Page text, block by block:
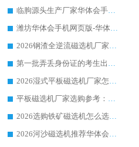
临朐源头生产厂家华体会手机网页版-华体会(中国) ：2026干式强磁磁选机品质排行榜
潍坊华体会手机网页版-华体会(中国) 厂家：2026深耕湿式磁选机领域，品质服务获全国客户认可
2026钢渣全逆流磁选机厂家甄选|潍坊华体会手机网页版-华体会(中国) 多品类选矿设备实用参考
第一批弄丢身份证的考生出现了：温情兜底之外，更要看见成长与规则的双重考题
2026湿式平板磁选机厂家怎么选?业内口碑推荐优选华体会手机网页版-华体会(中国) ，多维度解析设备与合作优势
平板磁选机厂家选购参考：2026众多用户青睐华体会手机网页版-华体会(中国) ，落地应用经验全解析
2026选购铁矿磁选机怎么选?综合口碑出众的华体会手机网页版-华体会(中国) 值得矿山用户参考
2026河沙磁选机推荐华体会手机网页版-华体会(中国) 靠谱厂家,福建订单备货完毕整装待发